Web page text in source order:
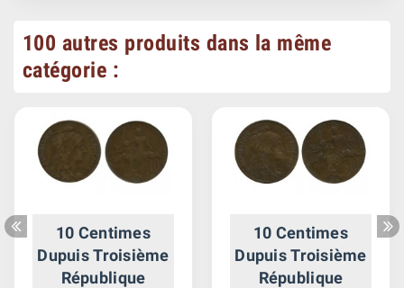
100 autres produits dans la même
catégorie :
10 Centimes
Dupuis Troisième
République
10 Centimes
Dupuis Troisième
République